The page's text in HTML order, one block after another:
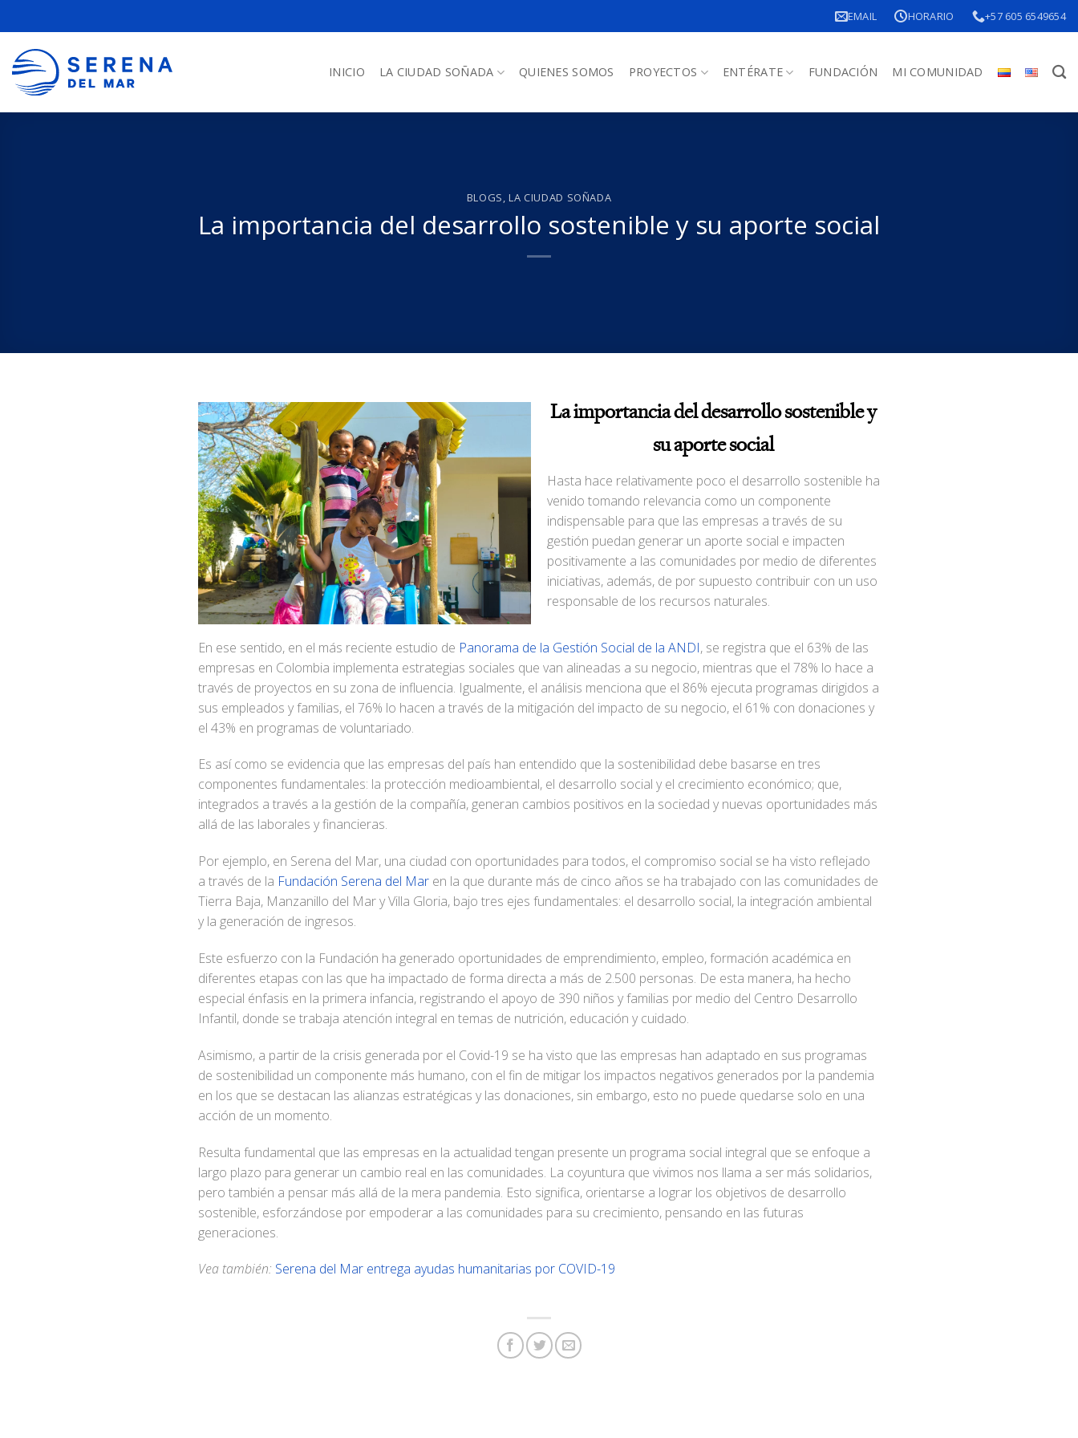
EMAIL HORARIO +57 605 6549654
INICIO LA CIUDAD SOÑADA QUIENES SOMOS PROYECTOS ENTÉRATE FUNDACIÓN MI COMUNIDAD
BLOGS,LA CIUDAD SOÑADA
La importancia del desarrollo sostenible y su aporte social
La importancia del desarrollo sostenible y
su aporte social
Hasta hace relativamente poco el desarrollo sostenible ha
venido tomando relevancia como un componente
indispensable para que las empresas a través de su
gestión puedan generar un aporte social e impacten
positivamente a las comunidades por medio de diferentes
iniciativas, además, de por supuesto contribuir con un uso
responsable de los recursos naturales.
En ese sentido, en el más reciente estudio de Panorama de la Gestión Social de la ANDI, se registra que el 63% de las
empresas en Colombia implementa estrategias sociales que van alineadas a su negocio, mientras que el 78% lo hace a
través de proyectos en su zona de influencia. Igualmente, el análisis menciona que el 86% ejecuta programas dirigidos a
sus empleados y familias, el 76% lo hacen a través de la mitigación del impacto de su negocio, el 61% con donaciones y
el 43% en programas de voluntariado.
Es así como se evidencia que las empresas del país han entendido que la sostenibilidad debe basarse en tres
componentes fundamentales: la protección medioambiental, el desarrollo social y el crecimiento económico; que,
integrados a través a la gestión de la compañía, generan cambios positivos en la sociedad y nuevas oportunidades más
allá de las laborales y financieras.
Por ejemplo, en Serena del Mar, una ciudad con oportunidades para todos, el compromiso social se ha visto reflejado
a través de la Fundación Serena del Mar en la que durante más de cinco años se ha trabajado con las comunidades de
Tierra Baja, Manzanillo del Mar y Villa Gloria, bajo tres ejes fundamentales: el desarrollo social, la integración ambiental
y la generación de ingresos.
Este esfuerzo con la Fundación ha generado oportunidades de emprendimiento, empleo, formación académica en
diferentes etapas con las que ha impactado de forma directa a más de 2.500 personas. De esta manera, ha hecho
especial énfasis en la primera infancia, registrando el apoyo de 390 niños y familias por medio del Centro Desarrollo
Infantil, donde se trabaja atención integral en temas de nutrición, educación y cuidado.
Asimismo, a partir de la crisis generada por el Covid-19 se ha visto que las empresas han adaptado en sus programas
de sostenibilidad un componente más humano, con el fin de mitigar los impactos negativos generados por la pandemia
en los que se destacan las alianzas estratégicas y las donaciones, sin embargo, esto no puede quedarse solo en una
acción de un momento.
Resulta fundamental que las empresas en la actualidad tengan presente un programa social integral que se enfoque a
largo plazo para generar un cambio real en las comunidades. La coyuntura que vivimos nos llama a ser más solidarios,
pero también a pensar más allá de la mera pandemia. Esto significa, orientarse a lograr los objetivos de desarrollo
sostenible, esforzándose por empoderar a las comunidades para su crecimiento, pensando en las futuras
generaciones.
Vea también: Serena del Mar entrega ayudas humanitarias por COVID-19